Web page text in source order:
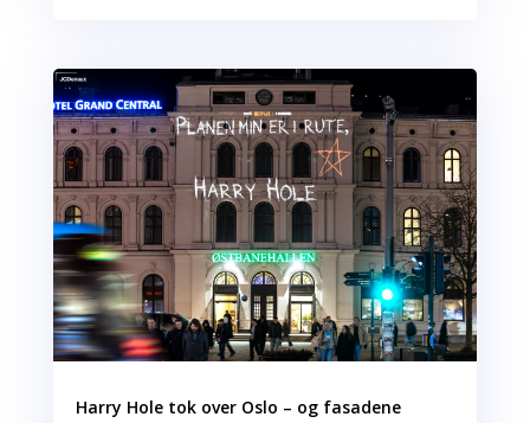
Harry Hole tok over Oslo – og fasadene